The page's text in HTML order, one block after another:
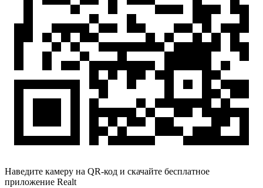
Наведите камеру на QR-код и скачайте бесплатное
приложение Realt